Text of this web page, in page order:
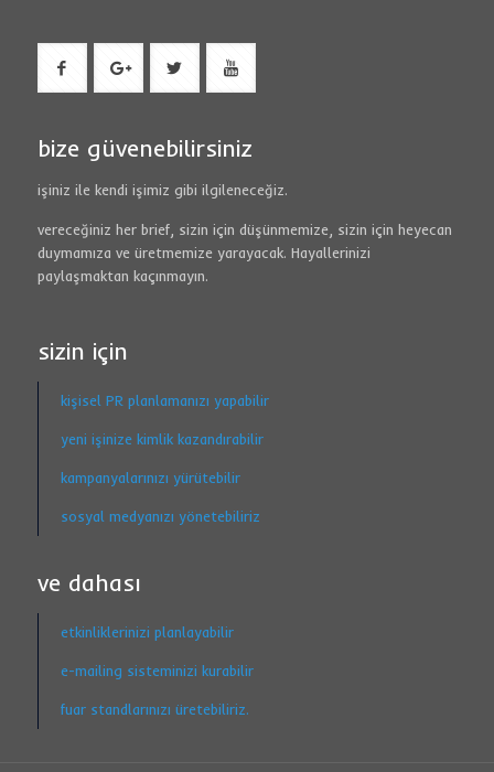
bize güvenebilirsiniz
işiniz ile kendi işimiz gibi ilgileneceğiz.
vereceğiniz her brief, sizin için düşünmemize, sizin için heyecan
duymamıza ve üretmemize yarayacak. Hayallerinizi
paylaşmaktan kaçınmayın.
sizin için
kişisel PR planlamanızı yapabilir
yeni işinize kimlik kazandırabilir
kampanyalarınızı yürütebilir
sosyal medyanızı yönetebiliriz
ve dahası
etkinliklerinizi planlayabilir
e-mailing sisteminizi kurabilir
fuar standlarınızı üretebiliriz.